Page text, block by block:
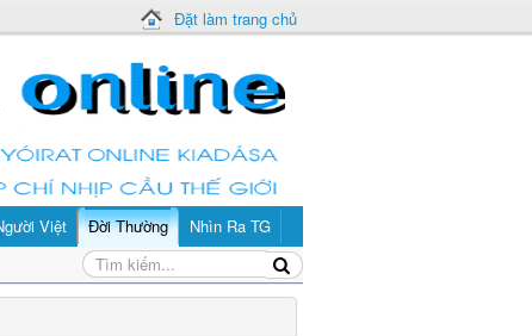
Đặt làm trang chủ
Việt Đời Thường Nhìn Ra TG